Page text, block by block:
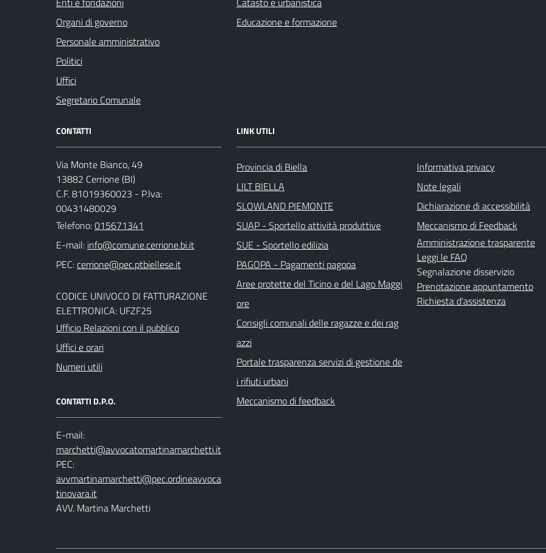
Organi di governo
Personale amministrativo
Politici
Uffici
Segretario Comunale
Educazione e formazione
CONTATTI
Via Monte Bianco, 49
13882 Cerrione (BI)
C.F. 81019360023 - P.Iva:
00431480029
Telefono:015671341
E-mail:
PEC:
CODICE UNIVOCO DI FATTURAZIONE
ELETTRONICA: UFZF25
Ufficio Relazioni con il pubblico
Uffici e orari
Numeri utili
CONTATTI D.P.O.
E-mail:
PEC:
AVV. Martina Marchetti
LINK UTILI
Provincia di Biella
LILT BIELLA
SLOWLAND PIEMONTE
SUAP - Sportello attività produttive
SUE - Sportello edilizia
PAGOPA - Pagamenti pagopa
Aree protette del Ticino e del Lago Maggi
ore
Consigli comunali delle ragazze e dei rag
azzi
Portale trasparenza servizi di gestione de
i rifiuti urbani
Meccanismo di feedback
Informativa privacy
Note legali
Dichiarazione di accessibilità
Meccanismo di Feedback
Amministrazione trasparente
Leggi le FAQ
Segnalazione disservizio
Prenotazione appuntamento
Richiesta d'assistenza